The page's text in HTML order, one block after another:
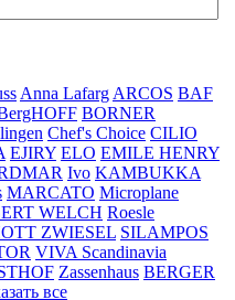
Anna Lafarg ARCOS BAF
BORNER
Chef's Choice CILIO
EJIRY ELO EMILE HENRY
Ivo KAMBUKKA
MARCATO Microplane
WELCH Roesle
ZWIESEL SILAMPOS
VIVA Scandinavia
Zassenhaus BERGER
все